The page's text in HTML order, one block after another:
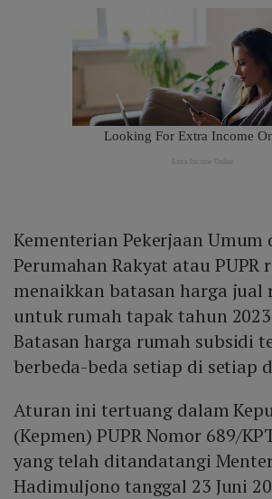
Kementerian Pekerjaan Umum
Perumahan Rakyat atau PUPR
menaikkan batasan harga jual
untuk rumah tapak tahun
Batasan harga rumah subsidi
berbeda-beda setiap di setiap
Aturan ini tertuang dalam
(Kepmen) PUPR Nomor 689/
yang telah ditandatangi
Hadimuljono tanggal 23 Juni